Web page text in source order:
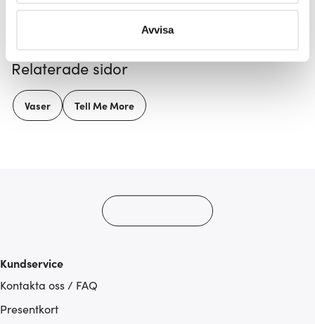
Du kan ändra eller dra tillbaka ditt samtycke när som
Vi använder cookies för att innehållet och annonserna
ska anpassas efter det som vi tror att du tycker om. Det
gör också att vi kan analysera vår trafik och göra
Avvisa
Relaterade sidor
Vaser Tell Me More
Kundservice
Kontakta oss / FAQ
Presentkort